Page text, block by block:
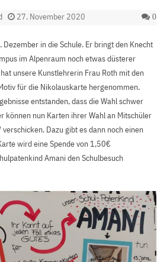
27. November 2020 0
in die Schule. Er bringt den Knecht
im Alpenraum noch etwas düsterer
unsere Kunstlehrerin Frau Roth mit den
für die Nikolauskarte hergenommen.
entstanden, dass die Wahl schwer
können nun Karten ihrer Wahl an Mitschüler
verschicken. Dazu gibt es dann noch einen
wird eine Spende von 1,50€
Amani den Schulbesuch